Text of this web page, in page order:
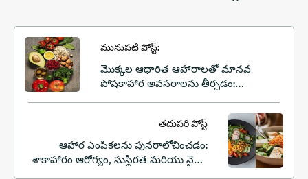
మునుపటి పోస్ట్:
మొక్కల ఆధారిత ఆహారాలతో మానవ
పోషకాహార అవసరాలను తీర్చడం:
తదుపరి పోస్ట్
ఆహార ఎంపికలను పునరాలోచించడం:
శాకాహారం ఆరోగ్యం, సుస్థిరత మరియు నైతిక